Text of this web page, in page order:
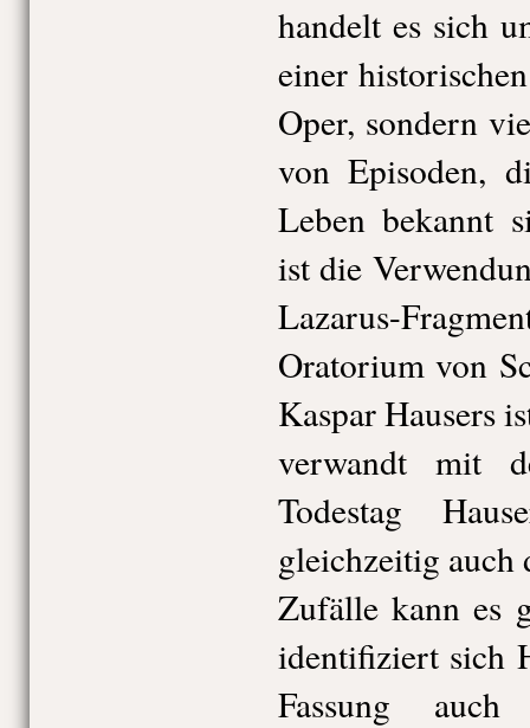
handelt es sich
einer
Oper, sondern
von Episoden,
Leben bekannt
ist die
Lazarus-
Oratorium von
Kaspar Hausers
verwandt mit
Todestag
gleichzeitig auch
Zufälle kann es
identifiziert sich
Fassung